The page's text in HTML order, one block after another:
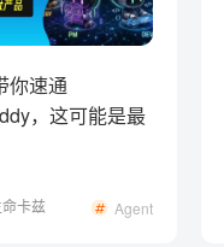
你速通
，这可能是最
卡兹
Agent